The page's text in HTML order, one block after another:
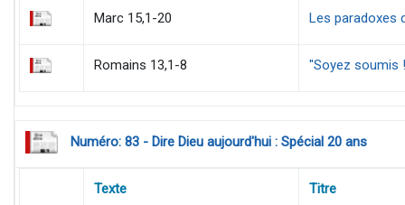
Marc 15,1-20 Les paradoxes
Romains 13,1-8 "Soyez soumis
Numéro: 83 - Dire Dieu aujourd'hui : Spécial 20 ans
Texte Titre